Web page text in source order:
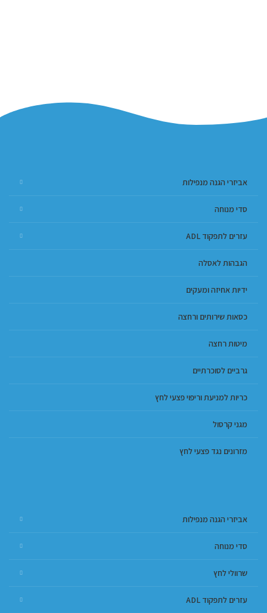
אביזרי הגנה מנפילות
סדי מנוחה
עזרים לתפקוד ADL
הגבהות לאסלה
ידיות אחיזה ומעקים
כסאות שירותים ורחצה
מיטות רחצה
גרביים לסוכרתיים
כריות למניעת וריפוי פצעי לחץ
מגני קרסול
מזרונים נגד פצעי לחץ
אביזרי הגנה מנפילות
סדי מנוחה
שרוולי לחץ
עזרים לתפקוד ADL